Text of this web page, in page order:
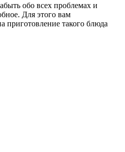
обо всех проблемах и
Для этого вам
приготовление такого блюда